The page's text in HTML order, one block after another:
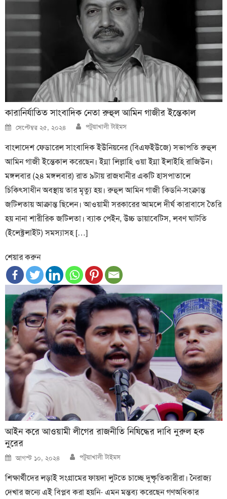
কারানির্যাতিত সাংবাদিক নেতা রুহুল আমিন গাজীর ইন্তেকাল
Posted
on
সেপ্টেম্বর ২৫, ২০২৪ Author
পটুয়াখালী টাইমস
বাংলাদেশ ফেডারেল সাংবাদিক ইউনিয়নের (বিএফইউজে) সভাপতি রুহুল
আমিন গাজী ইন্তেকাল করেছেন। ইন্না লিল্লাহি ওয়া ইন্না ইলাইহি রাজিউন।
মঙ্গলবার (২৪ মঙ্গলবার) রাত ৯টায় রাজধানীর একটি হাসপাতালে
চিকিৎসাধীন অবস্থায় তার মৃত্যু হয়। রুহুল আমিন গাজী কিডনি-সংক্রান্ত
জটিলতায় আক্রান্ত ছিলেন। আওয়ামী সরকারের আমলে দীর্ঘ কারাবাসে তৈরি
হয় নানা শারীরিক জটিলতা। ব্যাক পেইন, উচ্চ ডায়াবেটিস, লবণ ঘাটতি
(ইলেক্ট্রলাইট) সমস্যাসহ […]
শেয়ার করুন
আইন করে আওয়ামী লীগের রাজনীতি নিষিদ্ধের দাবি নুরুল হক
নুরের
Posted
on
আগস্ট ১০, ২০২৪ Author
পটুয়াখালী টাইমস
শিক্ষার্থীদের লড়াই সংগ্রামের ফায়দা লুটতে চাচ্ছে দুষ্কৃতিকারীরা। নৈরাজ্য
দেখার জন্যে এই বিপ্লব করা হয়নি- এমন মন্তব্য করেছেন গণঅধিকার